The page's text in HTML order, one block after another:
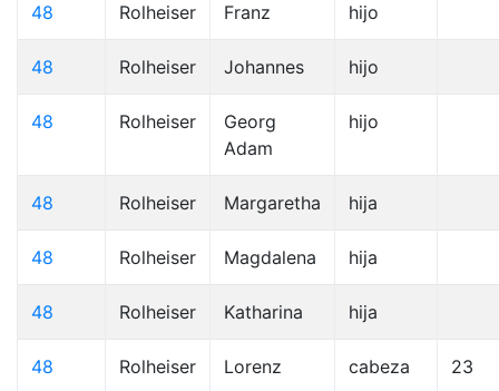
48 Rolheiser Franz hijo
48 Rolheiser Johannes hijo
48 Rolheiser
Georg
Adam
hijo
48 Rolheiser Margaretha hija
48 Rolheiser Magdalena hija
48 Rolheiser Katharina hija
48 Rolheiser Lorenz cabeza 23